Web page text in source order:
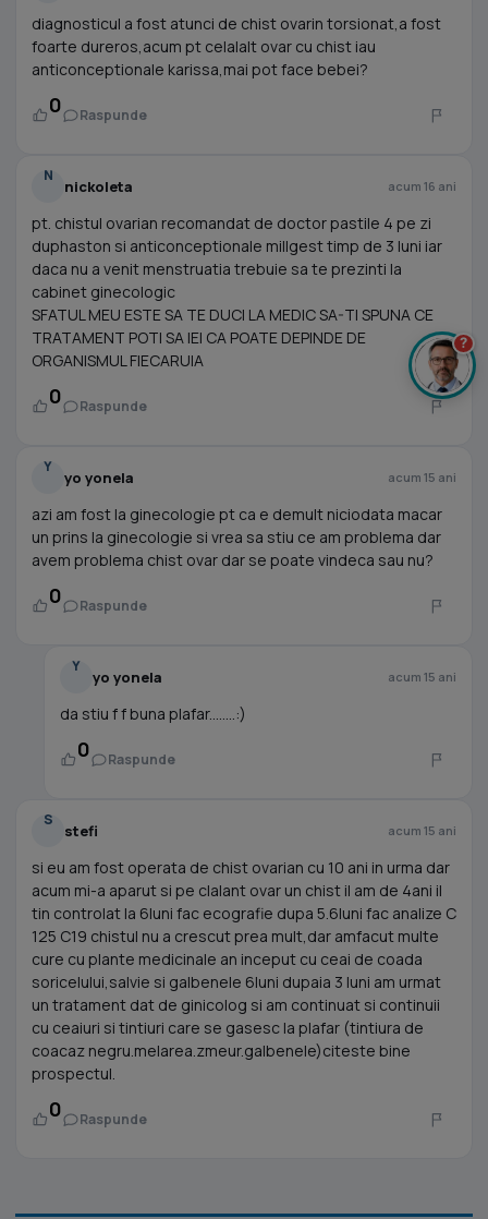
diagnosticul a fost atunci de chist ovarin torsionat,a fost
foarte dureros,acum pt celalalt ovar cu chist iau
anticonceptionale karissa,mai pot face bebei?
0 Raspunde
N
nickoleta acum 16 ani
pt. chistul ovarian recomandat de doctor pastile 4 pe zi
duphaston si anticonceptionale millgest timp de 3 luni iar
daca nu a venit menstruatia trebuie sa te prezinti la
cabinet ginecologic
SFATUL MEU ESTE SA TE DUCI LA MEDIC SA-TI SPUNA CE
TRATAMENT POTI SA IEI CA POATE DEPINDE DE
ORGANISMUL FIECARUIA
0 Raspunde
Y
yo yonela acum 15 ani
azi am fost la ginecologie pt ca e demult niciodata macar
un prins la ginecologie si vrea sa stiu ce am problema dar
avem problema chist ovar dar se poate vindeca sau nu?
0 Raspunde
Y
yo yonela acum 15 ani
da stiu f f buna plafar........:)
0 Raspunde
S
stefi acum 15 ani
si eu am fost operata de chist ovarian cu 10 ani in urma dar
acum mi-a aparut si pe clalant ovar un chist il am de 4ani il
tin controlat la 6luni fac ecografie dupa 5.6luni fac analize C
125 C19 chistul nu a crescut prea mult,dar amfacut multe
cure cu plante medicinale an inceput cu ceai de coada
soricelului,salvie si galbenele 6luni dupaia 3 luni am urmat
un tratament dat de ginicolog si am continuat si continuii
cu ceaiuri si tintiuri care se gasesc la plafar (tintiura de
coacaz negru.melarea.zmeur.galbenele)citeste bine
prospectul.
0 Raspunde
?